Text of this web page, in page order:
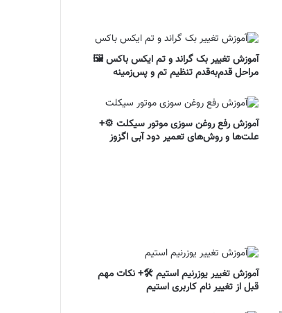
آموزش تغییر بک گراند و تم ایکس باکس 🖼️
مراحل قدم‌به‌قدم تنظیم تم و پس‌زمینه
آموزش رفع روغن سوزی موتور سیکلت ⚙️+
علت‌ها و روش‌های تعمیر دود آبی اگزوز
آموزش تغییر یوزرنیم استیم 🛠️+ نکات مهم
قبل از تغییر نام کاربری استیم